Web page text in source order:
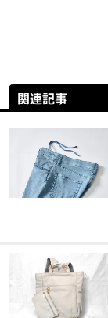
関連記事